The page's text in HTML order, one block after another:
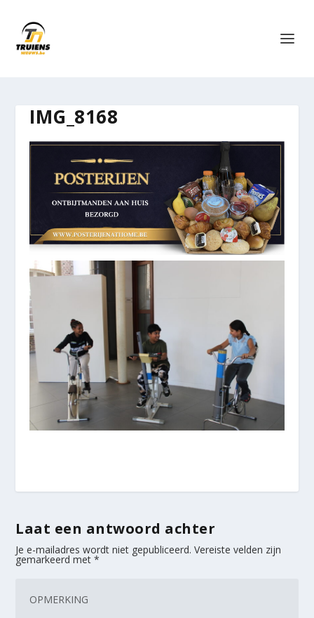
IMG_8168
Laat een antwoord achter
Je e-mailadres wordt niet gepubliceerd. Vereiste velden zijn
gemarkeerd met*